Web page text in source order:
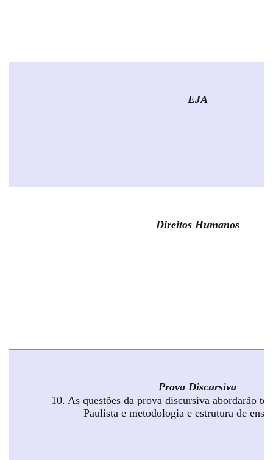
EJA
Direitos Humanos
Prova Discursiva
10. As questões da prova discursiva abordarão
Paulista e metodologia e estrutura de